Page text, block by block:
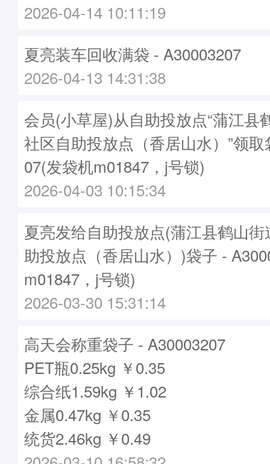
2026-04-14 10:11:19
夏亮装车回收满袋 - A30003207
2026-04-13 14:31:38
会员(小草屋)从自助投放点“蒲江县
社区自助投放点（香居山水）”领
07(发袋机m01847，j号锁)
2026-04-03 10:15:34
夏亮发给自助投放点(蒲江县鹤山
助投放点（香居山水）)袋子 -
m01847，j号锁)
2026-03-30 15:31:14
高天会称重袋子 - A30003207
PET瓶0.25kg ￥0.35
综合纸1.59kg ￥1.02
金属0.47kg ￥0.35
统货2.46kg ￥0.49